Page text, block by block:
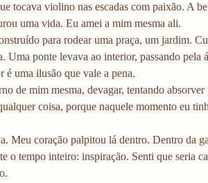
tocava violino nas escadas com paixão. A
uma vida. Eu amei a mim mesma ali.
para rodear uma praça, um jardim.
Uma ponte levava ao interior, passando pela
é uma ilusão que vale a pena.
de mim mesma, devagar, tentando
coisa, porque naquele momento eu
Meu coração palpitou lá dentro. Dentro da
o tempo inteiro: inspiração. Senti que seria